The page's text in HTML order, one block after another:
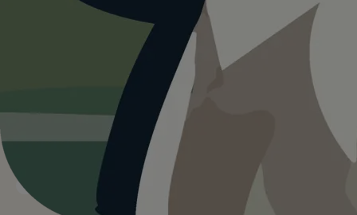
16°C und sonnig. Schatten vorhanden, kein Wasser vor
Ort. Ein guter Tag für einen Ausflug mit Hund.
OpenWeatherMap
FÜR EUCH RELEVANT Leinenfrei
Kein Wasser